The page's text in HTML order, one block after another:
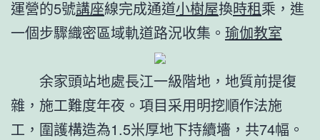
運營的5號講座線完成通道小樹屋換時租乘，進
一個步驟織密區域軌道路況收集。 瑜伽教室
余家頭站地處長江一級階地，地質前提復
雜，施工難度年夜。項目采用明挖順作法施
工，圍護構造為1.5米厚地下持續墻，共74幅。